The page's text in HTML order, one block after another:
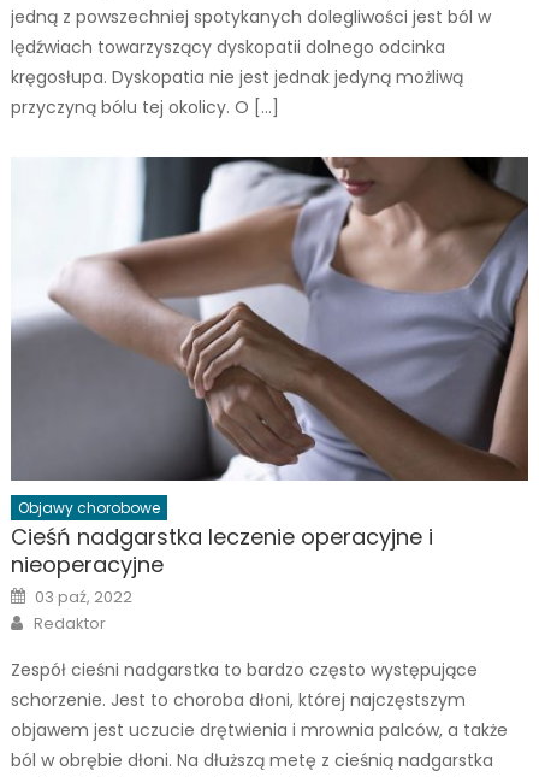
jedną z powszechniej spotykanych dolegliwości jest ból w
lędźwiach towarzyszący dyskopatii dolnego odcinka
kręgosłupa. Dyskopatia nie jest jednak jedyną możliwą
przyczyną bólu tej okolicy. O […]
Objawy chorobowe
Cieśń nadgarstka leczenie operacyjne i
nieoperacyjne
Posted
on
03 paź, 2022
Author
Redaktor
Zespół cieśni nadgarstka to bardzo często występujące
schorzenie. Jest to choroba dłoni, której najczęstszym
objawem jest uczucie drętwienia i mrownia palców, a także
ból w obrębie dłoni. Na dłuższą metę z cieśnią nadgarstka